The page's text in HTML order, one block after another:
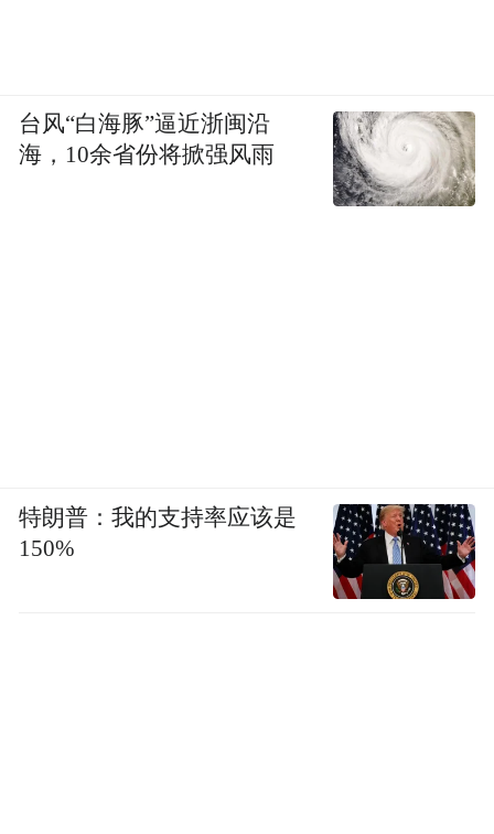
台风“白海豚”逼近浙闽沿
海，10余省份将掀强风雨
特朗普：我的支持率应该是
150%